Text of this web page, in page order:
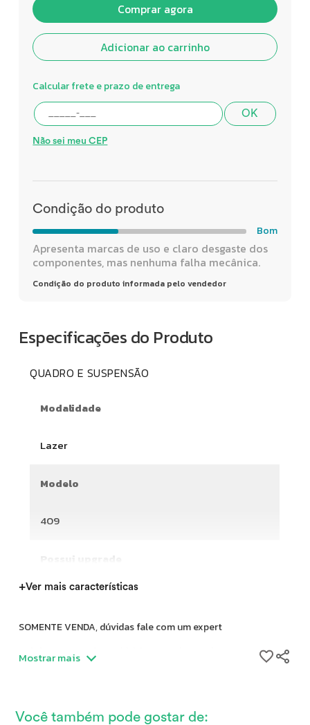
Comprar agora
Adicionar ao carrinho
Calcular frete e prazo de entrega
OK
Não sei meu CEP
Condição do produto
Bom
Apresenta marcas de uso e claro desgaste dos
componentes, mas nenhuma falha mecânica.
Condição do produto informada pelo vendedor
Especificações do Produto
QUADRO E SUSPENSÃO
Modalidade
Lazer
Modelo
409
+Ver mais características
SOMENTE VENDA, dúvidas fale com um expert
Caloi 409 2020 é uma bicicleta usada para lazer, com
quadro de aço e aro 26. Tamanho do quadro de 60 cm, em
Mostrar mais
Você também pode gostar de: